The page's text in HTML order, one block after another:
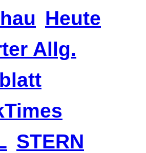
Heute
Allg.
STERN